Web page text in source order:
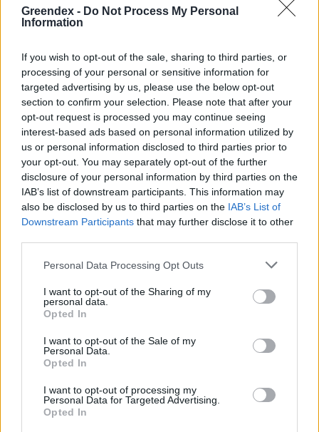
Greendex - Do Not Process My Personal
Information
If you wish to opt-out of the sale, sharing to third parties, or
processing of your personal or sensitive information for
targeted advertising by us, please use the below opt-out
section to confirm your selection. Please note that after your
opt-out request is processed you may continue seeing
interest-based ads based on personal information utilized by
us or personal information disclosed to third parties prior to
your opt-out. You may separately opt-out of the further
disclosure of your personal information by third parties on the
IAB’s list of downstream participants. This information may
also be disclosed by us to third parties on the IAB’s List of
Downstream Participants that may further disclose it to other
Personal Data Processing Opt Outs
I want to opt-out of the Sharing of my
personal data.
Opted In
I want to opt-out of the Sale of my
Personal Data.
Opted In
I want to opt-out of processing my
Personal Data for Targeted Advertising.
Opted In
Fogamzásgátlóval gyérítik a
városi galambállományt
Belgiumban
Greendex Szemle
Belgium több éghajlatvédelmi
intézkedést ígér a pusztító áradás
évfordulóján
összes atomerőművet az
országban